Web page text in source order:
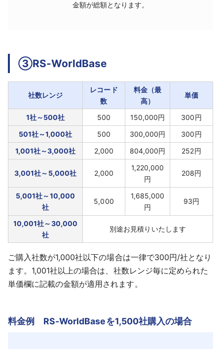
金額が総額となります。
③RS-WorldBase
社数レンジ
レコード
数
料金（最
高）
単価
1社～500社 500 150,000円
300円
501社～1,000社
500 300,000円
300円
1,001社～3,000社
2,000 804,000円 252円
3,001社～5,000社 2,000
1,220,000
円
208円
5,001社～10,000
社
5,000
1,685,000
円
93円
10,001社～30,000
社
別途お見積りいたします
ご購入社数が1,000社以下の場合は一律で300円/社となり
ます。1,001社以上の場合は、社数レンジ毎に定められた
単価欄に記載の金額が適用されます。
料金例 RS-WorldBaseを1,500社購入の場合